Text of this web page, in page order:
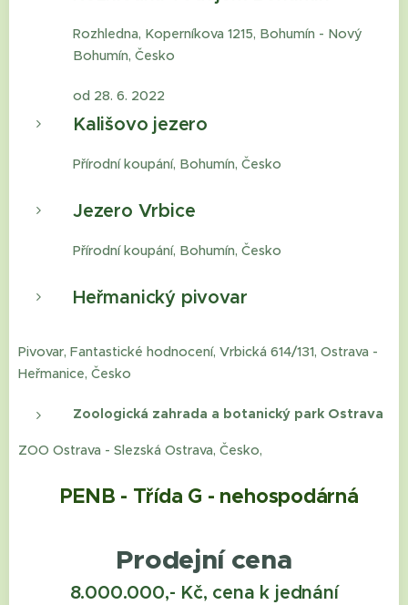
Rozhledna, Koperníkova 1215, Bohumín - Nový
Bohumín, Česko
od 28. 6. 2022
Kališovo jezero
Přírodní koupání, Bohumín, Česko
Jezero Vrbice
Přírodní koupání, Bohumín, Česko
Heřmanický pivovar
Pivovar, Fantastické hodnocení, Vrbická 614/131, Ostrava -
Heřmanice, Česko
Zoologická zahrada a botanický park Ostrava
ZOO Ostrava - Slezská Ostrava, Česko,
PENB - Třída G - nehospodárná
Prodejní cena
8.000.000,- Kč, cena k jednání